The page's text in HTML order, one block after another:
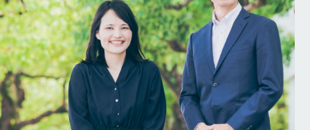
人材育成と各種制度
よくあるご質問／FAQs